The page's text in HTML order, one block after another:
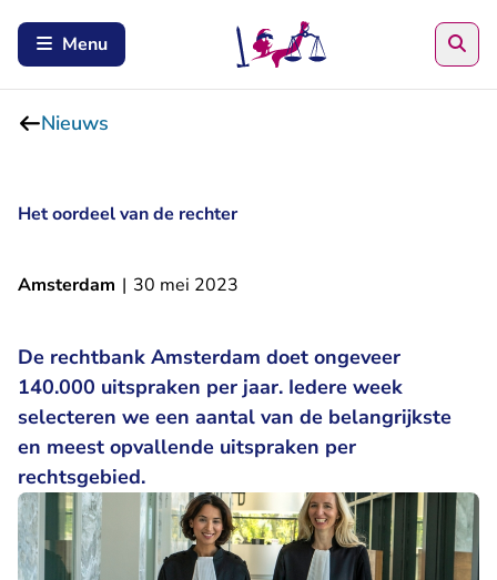
Menu
Nieuws
Het oordeel van de rechter
Amsterdam | 30 mei 2023
De rechtbank Amsterdam doet ongeveer
140.000 uitspraken per jaar. Iedere week
selecteren we een aantal van de belangrijkste
en meest opvallende uitspraken per
rechtsgebied.